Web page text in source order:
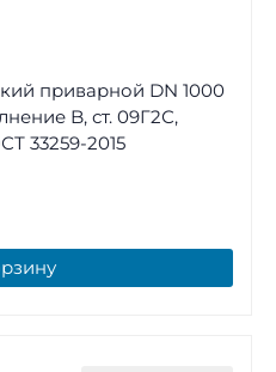
приварной DN 1000
B, ст. 09Г2С,
33259-2015